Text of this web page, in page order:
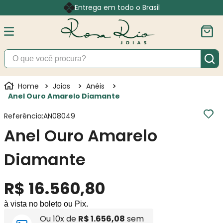
Entrega em todo o Brasil
O que você procura?
Joias
Anéis
Anel Ouro Amarelo Diamante
Referência:AN08049
Anel Ouro Amarelo
Diamante
R$ 16.560,80
à vista no boleto ou Pix.
Ou10x de R$1.656,08 sem